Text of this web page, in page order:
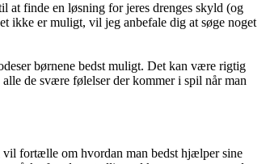
at finde en løsning for jeres drenges skyld (og
ikke er muligt, vil jeg anbefale dig at søge noget
børnene bedst muligt. Det kan være rigtig
de svære følelser der kommer i spil når man
vil fortælle om hvordan man bedst hjælper sine